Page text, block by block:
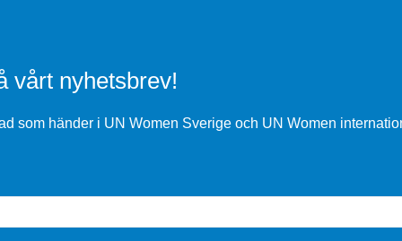
vårt nyhetsbrev!
som händer i UN Women Sverige och UN Women